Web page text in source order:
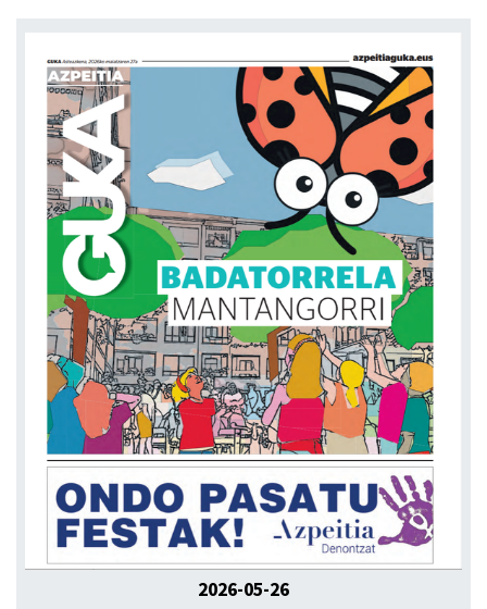
2026-05-26